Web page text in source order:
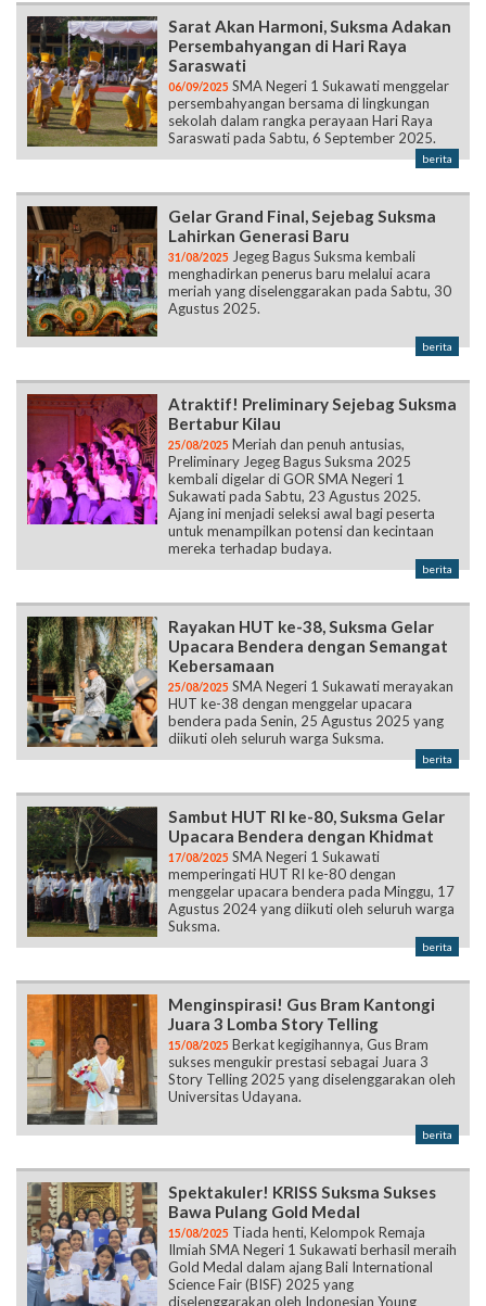
Sarat Akan Harmoni, Suksma Adakan
Persembahyangan di Hari Raya
Saraswati
06/09/2025 SMA Negeri 1 Sukawati menggelar
persembahyangan bersama di lingkungan
sekolah dalam rangka perayaan Hari Raya
Saraswati pada Sabtu, 6 September 2025.
berita
Gelar Grand Final, Sejebag Suksma
Lahirkan Generasi Baru
31/08/2025 Jegeg Bagus Suksma kembali
menghadirkan penerus baru melalui acara
meriah yang diselenggarakan pada Sabtu, 30
Agustus 2025.
berita
Atraktif! Preliminary Sejebag Suksma
Bertabur Kilau
25/08/2025 Meriah dan penuh antusias,
Preliminary Jegeg Bagus Suksma 2025
kembali digelar di GOR SMA Negeri 1
Sukawati pada Sabtu, 23 Agustus 2025.
Ajang ini menjadi seleksi awal bagi peserta
untuk menampilkan potensi dan kecintaan
mereka terhadap budaya.
berita
Rayakan HUT ke-38, Suksma Gelar
Upacara Bendera dengan Semangat
Kebersamaan
25/08/2025 SMA Negeri 1 Sukawati merayakan
HUT ke-38 dengan menggelar upacara
bendera pada Senin, 25 Agustus 2025 yang
diikuti oleh seluruh warga Suksma.
berita
Sambut HUT RI ke-80, Suksma Gelar
Upacara Bendera dengan Khidmat
17/08/2025 SMA Negeri 1 Sukawati
memperingati HUT RI ke-80 dengan
menggelar upacara bendera pada Minggu, 17
Agustus 2024 yang diikuti oleh seluruh warga
Suksma.
berita
Menginspirasi! Gus Bram Kantongi
Juara 3 Lomba Story Telling
15/08/2025 Berkat kegigihannya, Gus Bram
sukses mengukir prestasi sebagai Juara 3
Story Telling 2025 yang diselenggarakan oleh
Universitas Udayana.
berita
Spektakuler! KRISS Suksma Sukses
Bawa Pulang Gold Medal
15/08/2025 Tiada henti, Kelompok Remaja
Ilmiah SMA Negeri 1 Sukawati berhasil meraih
Gold Medal dalam ajang Bali International
Science Fair (BISF) 2025 yang
diselenggarakan oleh Indonesian Young